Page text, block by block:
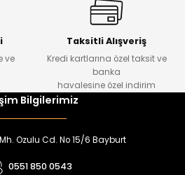
Gömlek Navi Kız Çocuk Kot Pantolon
₺ 650
%15
Tivon Kız Çocuk 3’lü Takım
ve
Taksitli Alışveriş
Kredi kartlarına özel taksit ve
banka
havalesine özel indirim
Bilgilerimiz
Ozulu Cd. No 15/6 Bayburt
0551 850 0543